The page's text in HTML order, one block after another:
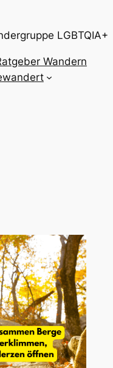
LGBTQIA+
Wandern